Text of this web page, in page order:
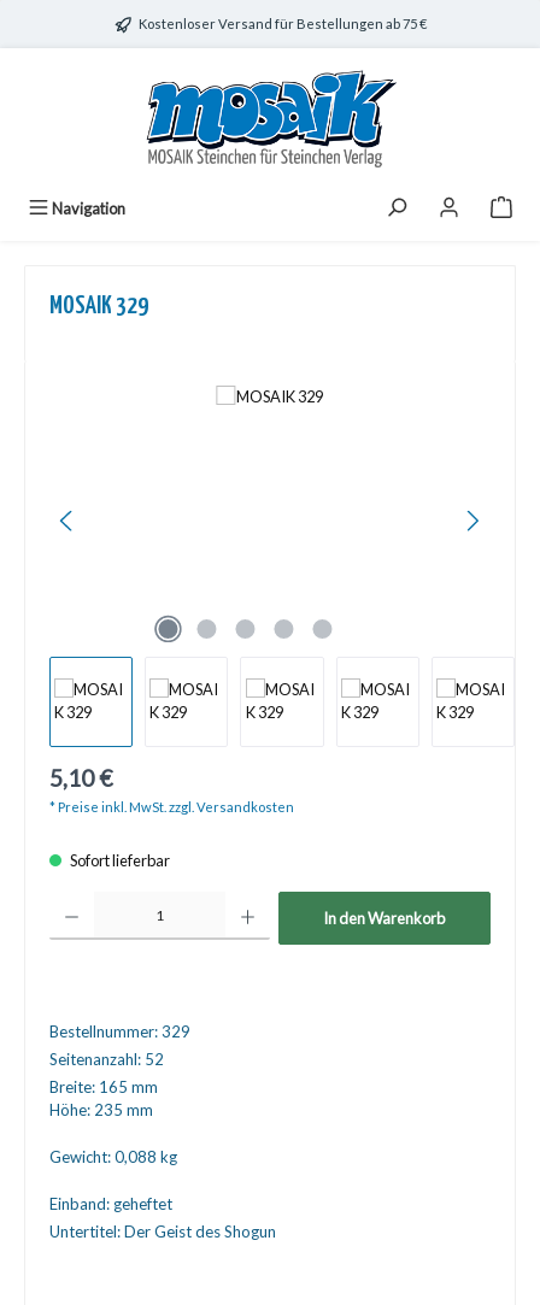
Zum Hauptinhalt springenKostenloser Versand für Bestellungen ab 75 €
Navigation
MOSAIK 329
5,10 €
* Preise inkl. MwSt. zzgl. Versandkosten
Sofort lieferbar
In den Warenkorb
Bestellnummer:329
Seitenanzahl: 52
Breite: 165 mm
Höhe: 235 mm
Gewicht:0,088 kg
Einband: geheftet
Untertitel:Der Geist des Shogun